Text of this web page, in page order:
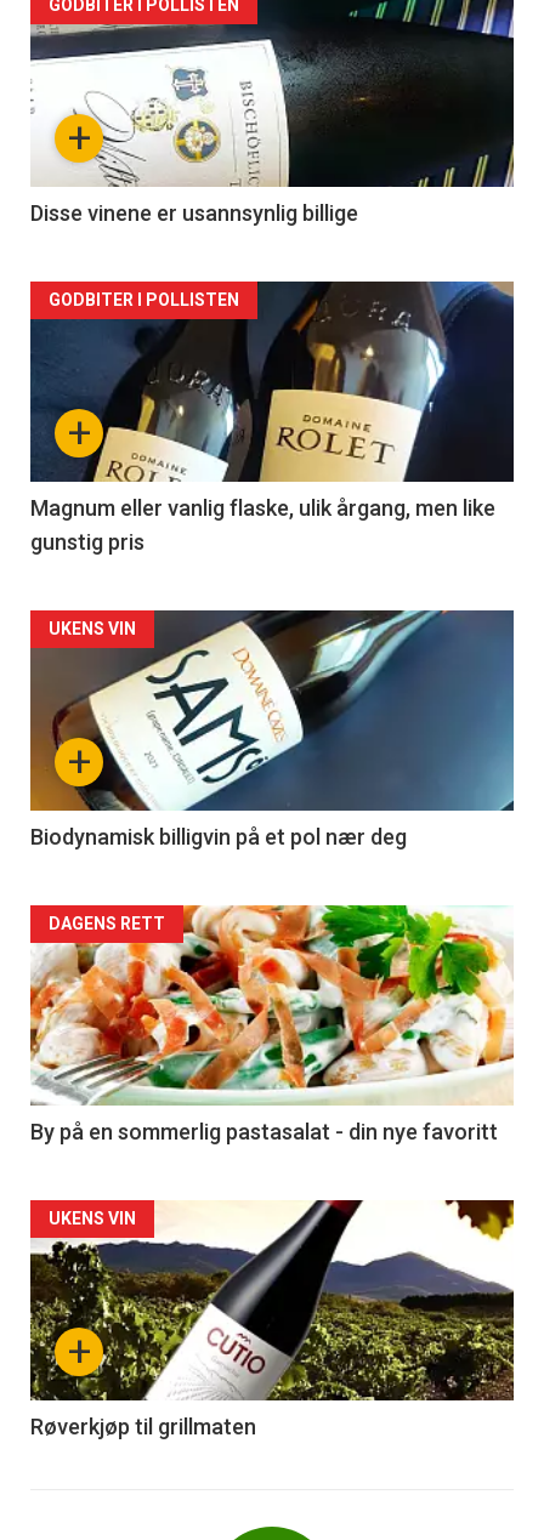
Forsiden
akkurat
nå
2
+
GODBITER I POLLISTEN
Disse vinene er usannsynlig billige
Forsiden
akkurat
nå
3
+
GODBITER I POLLISTEN
Magnum eller vanlig flaske, ulik årgang, men like
gunstig pris
Forsiden
akkurat
nå
4
+
UKENS VIN
Biodynamisk billigvin på et pol nær deg
Forsiden
akkurat
nå
-
5
DAGENS RETT
By på en sommerlig pastasalat - din nye favoritt
Forsiden
akkurat
nå
-
6
+
UKENS VIN
Røverkjøp til grillmaten